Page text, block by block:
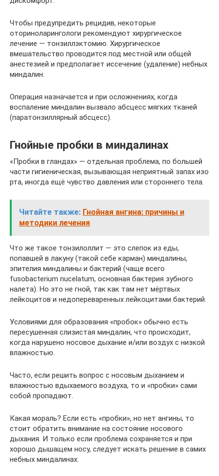
Чтобы предупредить рецидив, некоторые
оториноларингологи рекомендуют хирургическое
лечение — тонзиллэктомию. Хирургическое
вмешательство проводится под местной или общей
анестезией и предполагает иссечение (удаление) небных
миндалин.
Операция назначается и при осложнениях, когда
воспаление миндалин вызвало абсцесс мягких тканей
(паратонзиллярный абсцесс).
Гнойные пробки в миндалинах
«Пробки в гландах» — отдельная проблема, по большей
части гигиеническая, вызывающая неприятный запах изо
рта, иногда ещё чувство давления или стороннего тела.
Читайте также: Гнойная ангина: причины и
методики лечения
Что же такое тонзилоллит — это слепок из еды,
попавшей в лакуну (такой себе карман) миндалины,
эпителия миндалины и бактерий (чаще всего
fusobacterium nucelatum, основная бактерия зубного
налета). Но это не гной, так как там нет мёртвых
лейкоцитов и недопереваренных лейкоцитами бактерий.
Условиями для образования «пробок» обычно есть
пересушенная слизистая миндалин, что происходит,
когда нарушено носовое дыхание и/или воздух с низкой
влажностью.
Часто, если решить вопрос с носовым дыханием и
влажностью вдыхаемого воздуха, то и «пробки» сами
собой пропадают.
Какая мораль? Если есть «пробки», но нет ангины, то
стоит обратить внимание на состояние носового
дыхания. И только если проблема сохраняется и при
хорошо дышащем носу, следует искать решение в самих
небных миндалинах.